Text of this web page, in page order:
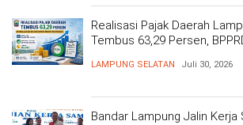
Realisasi Pajak Daerah
Tembus 63,29 Persen,
LAMPUNG SELATAN Juli 30, 2026
Bandar Lampung Jalin Kerja